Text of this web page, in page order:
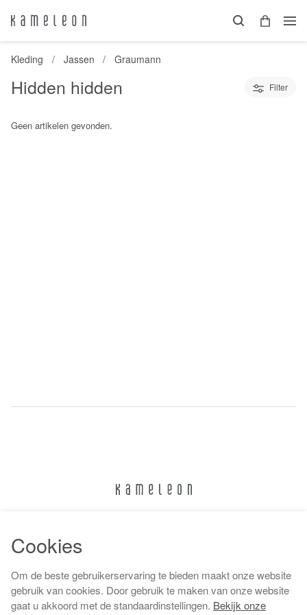
Kleding Jassen Graumann
Hidden hidden Filter
Geen artikelen gevonden.
Algemene voorwaarden
Cookies
Om de beste gebruikerservaring te bieden maakt onze website
gebruik van cookies. Door gebruik te maken van onze website
gaat u akkoord met de standaardinstellingen. Bekijk onze